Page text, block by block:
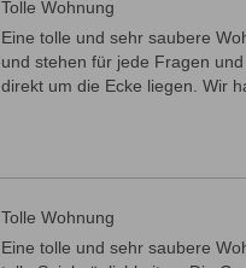
Tolle Wohnung
Eine tolle und sehr saubere
und stehen für jede Fragen
direkt um die Ecke liegen. Wir
Tolle Wohnung
Eine tolle und sehr saubere